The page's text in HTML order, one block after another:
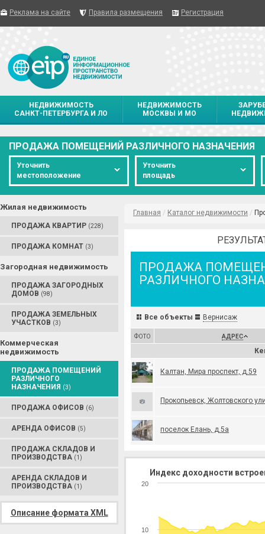
Реклама на сайте Правила размещения Регистрация
НЕДВИЖИМОСТЬ
САНКТ-ПЕТЕРБУРГА И ЛО
НЕДВИЖИМОСТЬ
МОСКВЫ И МО
ПРОДАЖА ПОМЕЩЕНИЙ РАЗЛИЧНОГО НАЗНАЧЕНИЯ
Уточнить
местоположение
Уточнить
площадь
Жилая недвижимость
ПРОДАЖА КВАРТИР (228)
ПРОДАЖА КОМНАТ (3)
Загородная недвижимость
ПРОДАЖА ЗАГОРОДНЫХ
ДОМОВ (98)
ПРОДАЖА ЗЕМЕЛЬНЫХ
УЧАСТКОВ (3)
Коммерческая
недвижимость
ПРОДАЖА ПОМЕЩЕНИЙ
РАЗЛИЧНОГО
НАЗНАЧЕНИЯ (3)
ПРОДАЖА ОФИСОВ (6)
АРЕНДА ОФИСОВ (5)
ПРОДАЖА СКЛАДОВ И
ПРОИЗВОДСТВА (1)
АРЕНДА СКЛАДОВ И
ПРОИЗВОДСТВА (1)
Описание формата XML
Главная / Каталог недвижимости /
ПРОДАЖА
РАЗЛИЧНОГО
Все объекты Вернисаж
ФОТО АДРЕС
Калтан, Мира проспект, д.59
Прокопьевск, Жолтовского
поселок Елань, д.5а
Индекс доходности
10
20